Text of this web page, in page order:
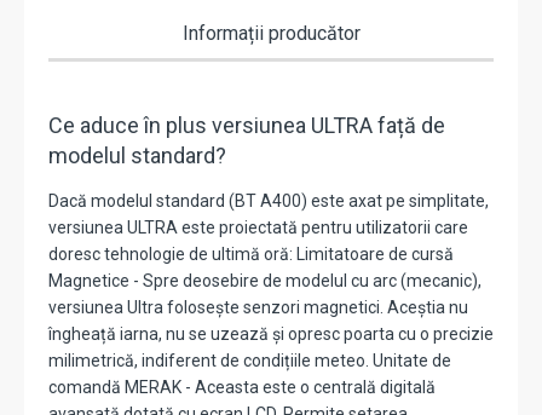
Informații producător
Ce aduce în plus versiunea ULTRA față de
modelul standard?
Dacă modelul standard (BT A400) este axat pe simplitate,
versiunea ULTRA este proiectată pentru utilizatorii care
doresc tehnologie de ultimă oră: Limitatoare de cursă
Magnetice - Spre deosebire de modelul cu arc (mecanic),
versiunea Ultra folosește senzori magnetici. Aceștia nu
îngheață iarna, nu se uzează și opresc poarta cu o precizie
milimetrică, indiferent de condițiile meteo. Unitate de
comandă MERAK - Aceasta este o centrală digitală